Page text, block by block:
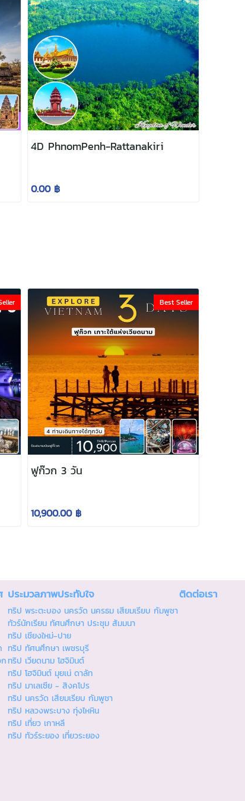
4D PhnomPenh-Rattanakiri
0.00 ฿
Best Seller
ฟูก๊วก 3 วัน
10,900.00 ฿
ประมวลภาพประทับใจ
ทริป พระตะบอง นครวัด นครธม เสียมเรียบ กัมพูชา
ทัวร์นักเรียน ทัศนศึกษา ประชุม สัมมนา
ทริป เชียงใหม่-ปาย
ทริป ทัศนศึกษา เพชรบุรี
ทริป เวียดนาม โฮจิมินต์
ทริป โฮจิมินต์ มุยเน่ ดาลัท
ทริป มาเลเซีย - สิงคโปร
ทริป นครวัด เสียมเรียบ กัมพูชา
ทริป หลวงพระบาง ทุ่งไหหิน
ทริป เที่ยว เกาหลี
ทริป ทัวร์ระยอง เที่ยวระยอง
ติดต่อเรา